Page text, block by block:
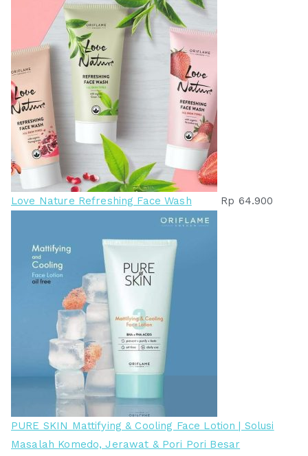
Love Nature Refreshing Face Wash Rp 64.900
PURE SKIN Mattifying & Cooling Face Lotion | Solusi
Masalah Komedo, Jerawat & Pori Pori Besar